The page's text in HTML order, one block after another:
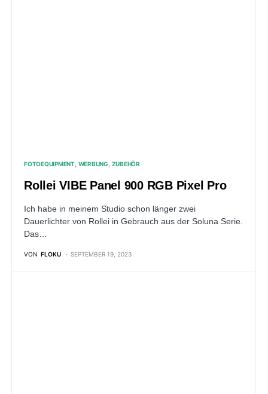
FOTOEQUIPMENT WERBUNG ZUBEHÖR
Rollei VIBE Panel 900 RGB Pixel Pro
Ich habe in meinem Studio schon länger zwei
Dauerlichter von Rollei in Gebrauch aus der Soluna Serie.
Das…
VON FLOKU SEPTEMBER 19, 2023